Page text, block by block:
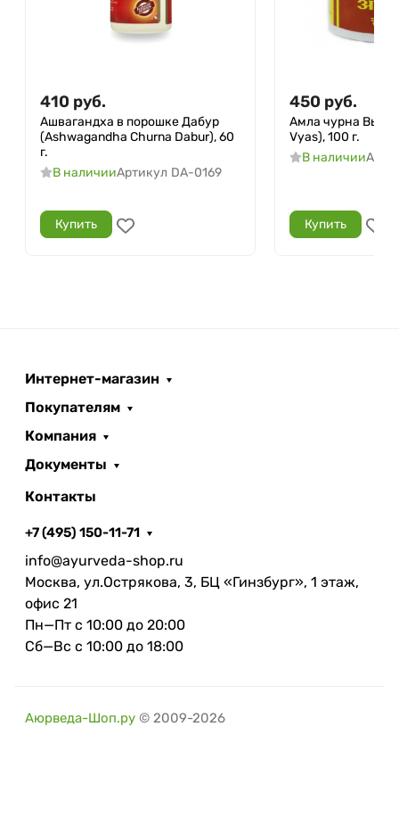
410 руб.
Ашвагандха в порошке Дабур
(Ashwagandha Churna Dabur), 60
г.
В наличииАртикул DA-0169
Купить
450 руб.
Амла чурна Вьяс
Vyas), 100 г.
В наличии
Купить
Интернет-магазин
Покупателям
Компания
Документы
Контакты
+7 (495) 150-11-71
info@ayurveda-shop.ru
Москва, ул.Острякова, 3, БЦ «Гинзбург», 1 этаж,
офис 21
Пн—Пт с 10:00 до 20:00
Сб—Вс с 10:00 до 18:00
Аюрведа-Шоп.ру © 2009-2026